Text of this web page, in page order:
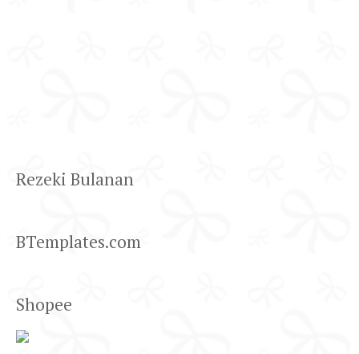
Rezeki Bulanan
BTemplates.com
Shopee